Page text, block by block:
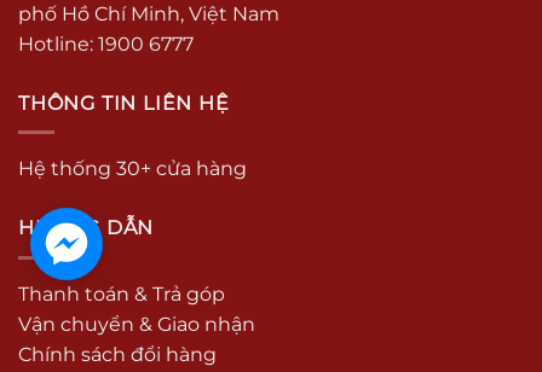
phố Hồ Chí Minh, Việt Nam
Hotline: 1900 6777
THÔNG TIN LIÊN HỆ
Hệ thống 30+ cửa hàng
HƯỚNG DẪN
Thanh toán & Trả góp
Vận chuyển & Giao nhận
Chính sách đổi hàng